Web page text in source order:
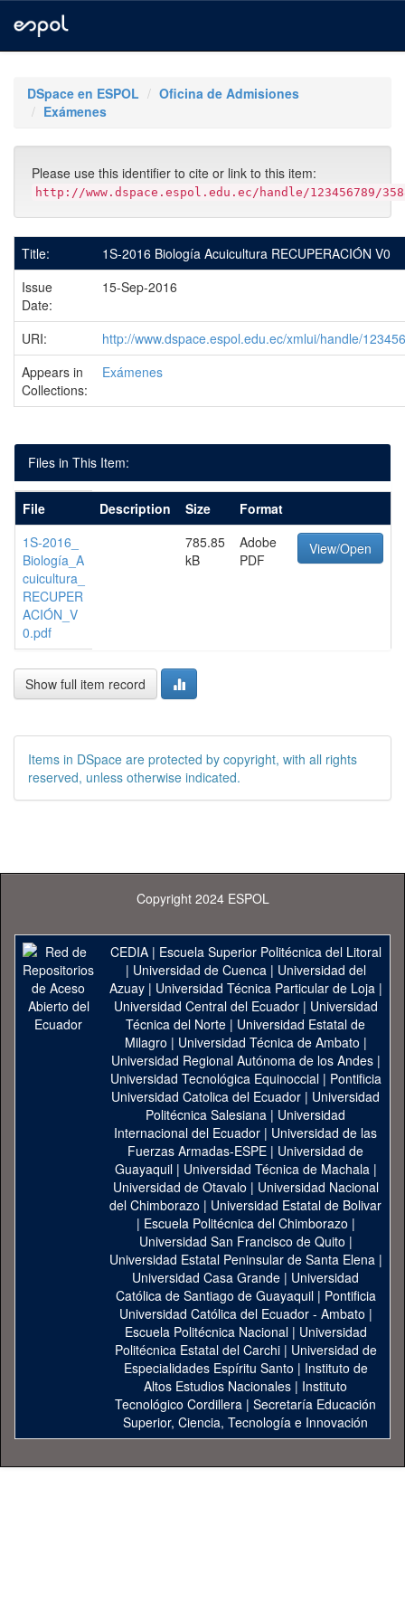
navigationDSpace en ESPOL
Oficina de Admisiones
Exámenes
Please use this identifier to cite or link to this item:
http://www.dspace.espol.edu.ec/handle/123456789/
Title:
1S-2016 Biología Acuicultura RECUPERACIÓN V0
Issue
Date:
15-Sep-2016
URI:
http://www.dspace.espol.edu.ec/xmlui/handle/
Appears in
Collections:
Exámenes
Files in This Item:
File Description Size
Format
1S-2016_
Biología_A
cuicultura_
RECUPER
ACIÓN_V
0.pdf
785.85
kB
Adobe
PDF
View/Open
Show full item record
Items in DSpace are protected by copyright, with all rights
reserved, unless otherwise indicated.
Copyright 2024 ESPOL
CEDIA| Escuela Superior Politécnica del Litoral
| Universidad de Cuenca| Universidad del
Azuay| Universidad Técnica Particular de Loja|
Universidad Central del Ecuador| Universidad
Técnica del Norte | Universidad Estatal de
Milagro | Universidad Técnica de Ambato |
Universidad Regional Autónoma de los Andes|
Universidad Tecnológica Equinoccial| Pontificia
Universidad Catolica del Ecuador | Universidad
Politécnica Salesiana | Universidad
Internacional del Ecuador | Universidad de las
Fuerzas Armadas-ESPE | Universidad de
Guayaquil| Universidad Técnica de Machala|
Universidad de Otavalo | Universidad Nacional
del Chimborazo | Universidad Estatal de Bolivar
| Escuela Politécnica del Chimborazo |
Universidad San Francisco de Quito |
Universidad Estatal Peninsular de Santa Elena|
Universidad Casa Grande | Universidad
Católica de Santiago de Guayaquil| Pontificia
Universidad Católica del Ecuador - Ambato |
Escuela Politécnica Nacional| Universidad
Politécnica Estatal del Carchi| Universidad de
Especialidades Espíritu Santo | Instituto de
Altos Estudios Nacionales | Instituto
Tecnológico Cordillera | Secretaría Educación
Superior, Ciencia, Tecnología e Innovación